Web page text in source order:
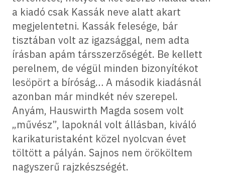
a kiadó csak Kassák neve alatt akart
megjelentetni. Kassák felesége, bár
tisztában volt az igazsággal, nem adta
írásban apám társszerzőségét. Be kellett
perelnem, de végül minden bizonyítékot
lesöpört a bíróság… A második kiadásnál
azonban már mindkét név szerepel.
Anyám, Hauswirth Magda sosem volt
„művész”, lapoknál volt állásban, kiváló
karikaturistaként közel nyolcvan évet
töltött a pályán. Sajnos nem örököltem
nagyszerű rajzkészségét.